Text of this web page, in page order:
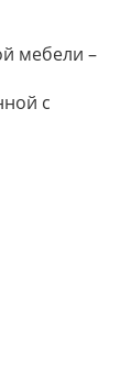
мебели –
с